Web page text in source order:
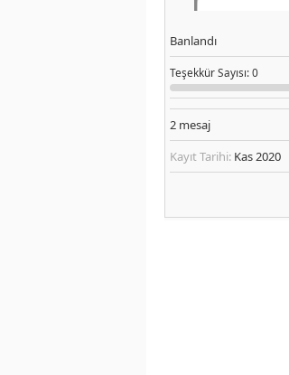
Banlandı
TeşekkürSayısı: 0
2 mesaj
Kayıt Tarihi: Kas 2020